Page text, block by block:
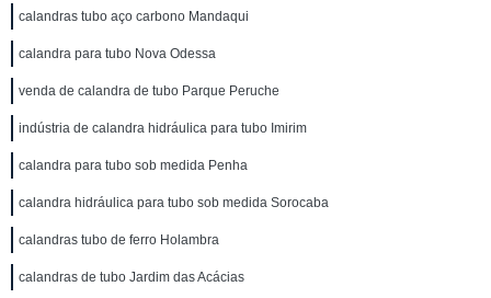
calandras tubo aço carbono Mandaqui
calandra para tubo Nova Odessa
venda de calandra de tubo Parque Peruche
indústria de calandra hidráulica para tubo Imirim
calandra para tubo sob medida Penha
calandra hidráulica para tubo sob medida Sorocaba
calandras tubo de ferro Holambra
calandras de tubo Jardim das Acácias